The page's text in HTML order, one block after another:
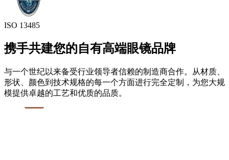
ISO 13485
携手共建您的自有高端眼镜品牌
与一个世纪以来备受行业领导者信赖的制造商合作。从材质、
形状、颜色到技术规格的每一个方面进行完全定制，为您大规
模提供卓越的工艺和优质的品质。